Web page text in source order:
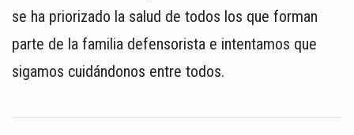
se ha priorizado la salud de todos los que forman
parte de la familia defensorista e intentamos que
sigamos cuidándonos entre todos.